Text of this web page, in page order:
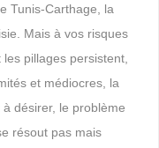
Tunis-Carthage, la
Mais à vos risques
pillages persistent,
et médiocres, la
désirer, le problème
résout pas mais